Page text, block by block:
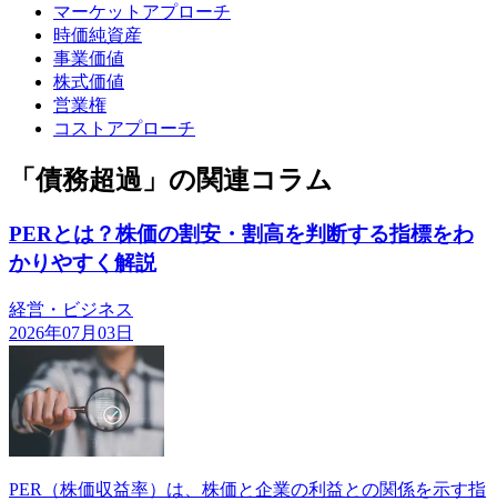
マーケットアプローチ
時価純資産
事業価値
株式価値
営業権
コストアプローチ
「債務超過」の関連コラム
PERとは？株価の割安・割高を判断する指標をわ
かりやすく解説
経営・ビジネス
2026年07月03日
PER（株価収益率）は、株価と企業の利益との関係を示す指